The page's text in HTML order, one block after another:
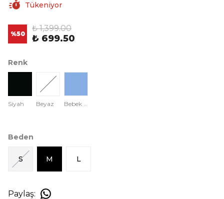
Tükeniyor
%50
₺ 1,399.00
₺ 699.50
Renk
Siyah Beyaz Bebek Mavisi
Beden
S M L
Paylaş: